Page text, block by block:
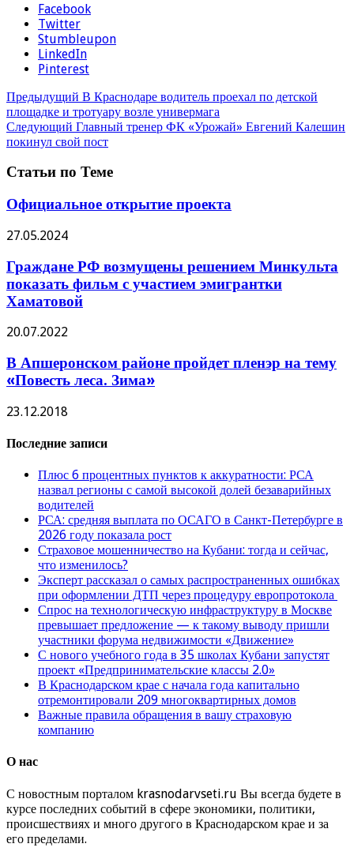
Facebook
Twitter
Stumbleupon
LinkedIn
Pinterest
Предыдущий В Краснодаре водитель проехал по детской
площадке и тротуару возле универмага
Следующий Главный тренер ФК «Урожай» Евгений Калешин
покинул свой пост
Статьи по Теме
Официальное открытие проекта
27.05.2024
Граждане РФ возмущены решением Минкульта
показать фильм с участием эмигрантки
Хаматовой
20.07.2022
В Апшеронском районе пройдет пленэр на тему
«Повесть леса. Зима»
23.12.2018
Последние записи
Плюс 6 процентных пунктов к аккуратности: РСА
назвал регионы с самой высокой долей безаварийных
водителей
РСА: средняя выплата по ОСАГО в Санкт-Петербурге в
2026 году показала рост
Страховое мошенничество на Кубани: тогда и сейчас,
что изменилось?
Эксперт рассказал о самых распространенных ошибках
при оформлении ДТП через процедуру европротокола
Спрос на технологическую инфраструктуру в Москве
превышает предложение — к такому выводу пришли
участники форума недвижимости «Движение»
С нового учебного года в 35 школах Кубани запустят
проект «Предпринимательские классы 2.0»
В Краснодарском крае с начала года капитально
отремонтировали 209 многоквартирных домов
Важные правила обращения в вашу страховую
компанию
О нас
С новостным порталом krasnodarvseti.ru Вы всегда будете в
курсе последних событий в сфере экономики, политики,
происшествиях и много другого в Краснодарском крае и за
его пределами.